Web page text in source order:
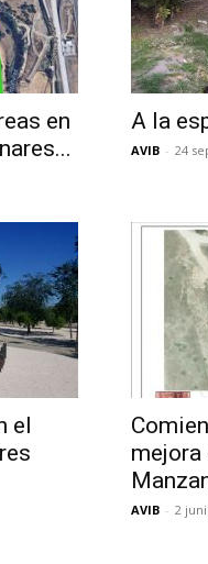
en
A la
AVIB - 24
el
mejora
AVIB - 2